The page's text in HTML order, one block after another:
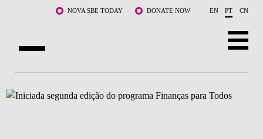
Saltar para o conteúdo principalNOVA SBE TODAY DONATE NOW EN PT CN